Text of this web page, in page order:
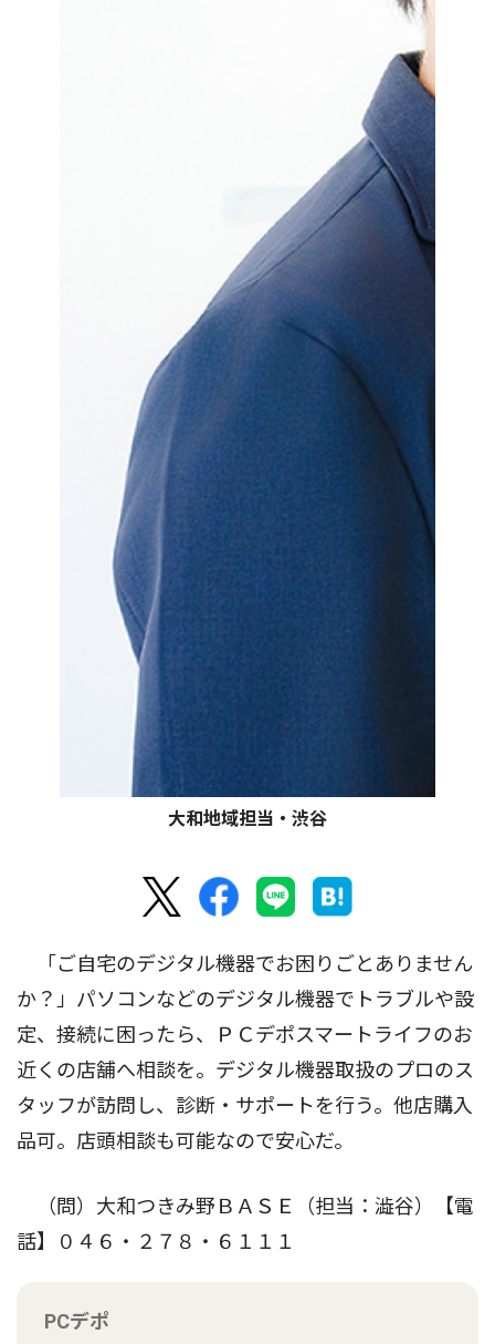
大和地域担当・渋谷
「ご自宅のデジタル機器でお困りごとありません
か？」パソコンなどのデジタル機器でトラブルや設
定、接続に困ったら、ＰＣデポスマートライフのお
近くの店舗へ相談を。デジタル機器取扱のプロのス
タッフが訪問し、診断・サポートを行う。他店購入
品可。店頭相談も可能なので安心だ。
（問）大和つきみ野ＢＡＳＥ（担当：澁谷）【電
話】０４６・２７８・６１１１
PCデポ